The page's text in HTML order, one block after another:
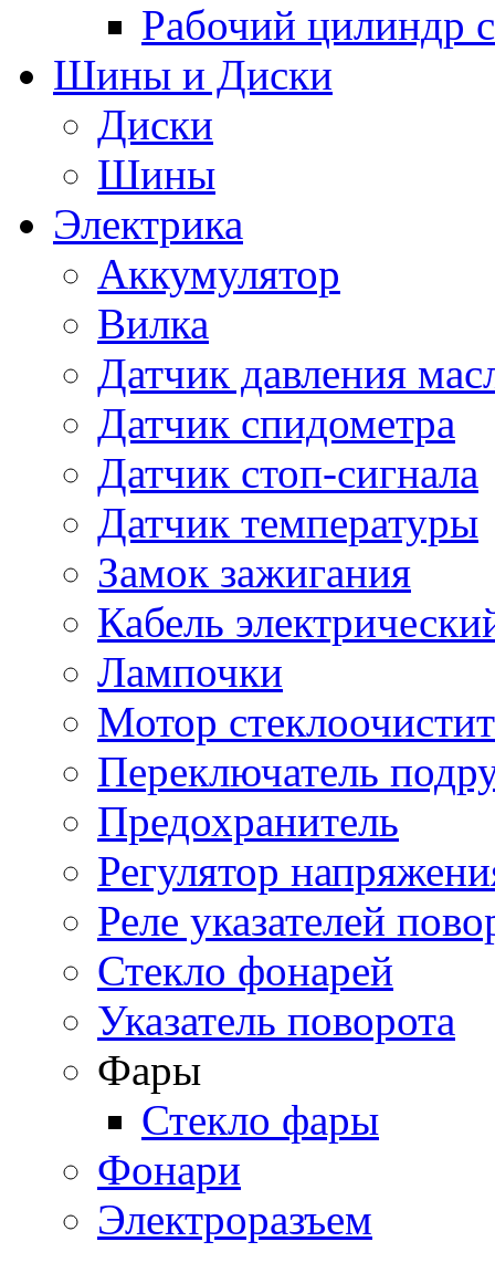
Рабочий цилиндр
Шины и Диски
Диски
Шины
Электрика
Аккумулятор
Вилка
Датчик давления
Датчик спидометра
Датчик стоп-сигнала
Датчик температуры
Замок зажигания
Кабель
Лампочки
Мотор
Переключатель
Предохранитель
Регулятор
Реле указателей
Стекло фонарей
Указатель поворота
Фары
Стекло фары
Фонари
Электроразъем